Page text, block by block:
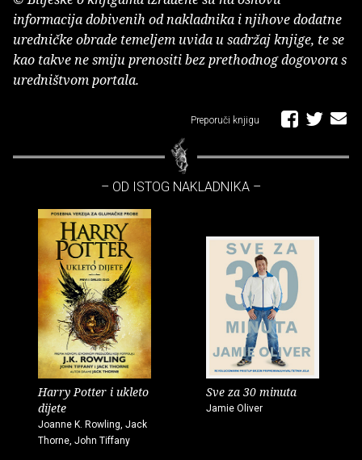
informacija dobivenih od nakladnika i njihove dodatne
uredničke obrade temeljem uvida u sadržaj knjige, te se
kao takve ne smiju prenositi bez prethodnog dogovora s
uredništvom portala.
Preporuči knjigu
– OD ISTOG NAKLADNIKA –
Harry Potter i ukleto
dijete
Joanne K. Rowling, Jack
Thorne, John Tiffany
Sve za 30 minuta
Jamie Oliver